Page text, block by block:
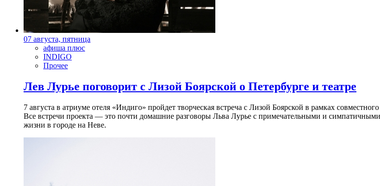
07 августа, пятница
афиша плюс
INDIGO
Прочее
Лев Лурье поговорит с Лизой Боярской о Петербурге и театре
7 августа в атриуме отеля «Индиго» пройдет творческая встреча с Лизой Боярской в рамках
Все встречи проекта — это почти домашние разговоры Льва Лурье с примечательными и
жизни в городе на Неве.